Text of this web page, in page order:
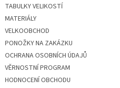
TABULKY VELIKOSTÍ
MATERIÁLY
VELKOOBCHOD
PONOŽKY NA ZAKÁZKU
OCHRANA OSOBNÍCH ÚDAJŮ
VĚRNOSTNÍ PROGRAM
HODNOCENÍ OBCHODU